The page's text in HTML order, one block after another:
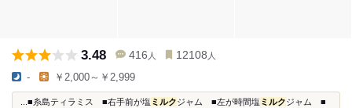
3.48 416 人 12108 人
- ￥2,000～￥2,999
...■糸島ティラミス ■右手前が塩 ミルクジャム ■左が時間塩 ミルクジャム ■